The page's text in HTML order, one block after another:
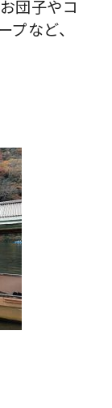
団子やコ
など、